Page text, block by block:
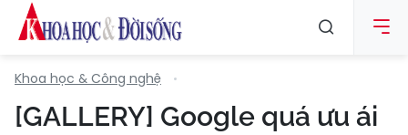
Khoa học & Công nghệ
[GALLERY] Google quá ưu ái